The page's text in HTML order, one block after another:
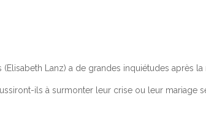
Lanz) a de grandes inquiétudes après
ils à surmonter leur crise ou leur mariage